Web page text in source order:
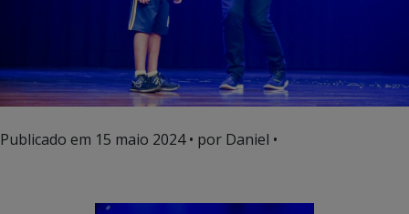
Publicado em 15 maio 2024• por Daniel •